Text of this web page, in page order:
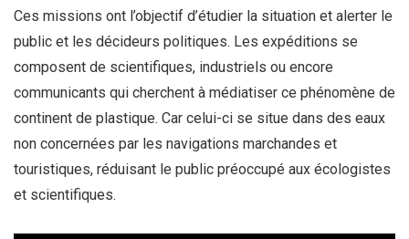
Ces missions ont l’objectif d’étudier la situation et alerter le
public et les décideurs politiques. Les expéditions se
composent de scientifiques, industriels ou encore
communicants qui cherchent à médiatiser ce phénomène de
continent de plastique. Car celui-ci se situe dans des eaux
non concernées par les navigations marchandes et
touristiques, réduisant le public préoccupé aux écologistes
et scientifiques.